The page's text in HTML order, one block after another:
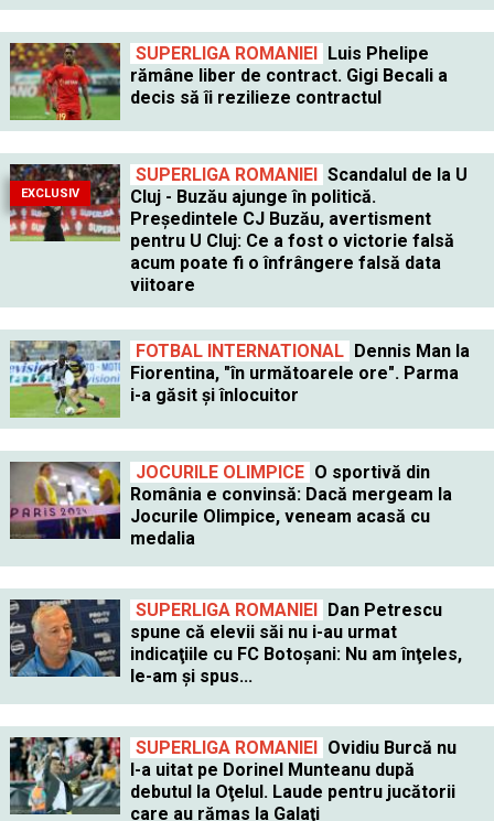
SUPERLIGA ROMANIEI Luis Phelipe
rămâne liber de contract. Gigi Becali a
decis să îi rezilieze contractul
EXCLUSIV
SUPERLIGA ROMANIEI Scandalul de la U
Cluj - Buzău ajunge în politică.
Preşedintele CJ Buzău, avertisment
pentru U Cluj: Ce a fost o victorie falsă
acum poate fi o înfrângere falsă data
viitoare
FOTBAL INTERNATIONAL Dennis Man la
Fiorentina, "în următoarele ore". Parma
i-a găsit şi înlocuitor
JOCURILE OLIMPICE O sportivă din
România e convinsă: Dacă mergeam la
Jocurile Olimpice, veneam acasă cu
medalia
SUPERLIGA ROMANIEI Dan Petrescu
spune că elevii săi nu i-au urmat
indicaţiile cu FC Botoşani: Nu am înţeles,
le-am şi spus...
SUPERLIGA ROMANIEI Ovidiu Burcă nu
l-a uitat pe Dorinel Munteanu după
debutul la Oţelul. Laude pentru jucătorii
care au rămas la Galaţi